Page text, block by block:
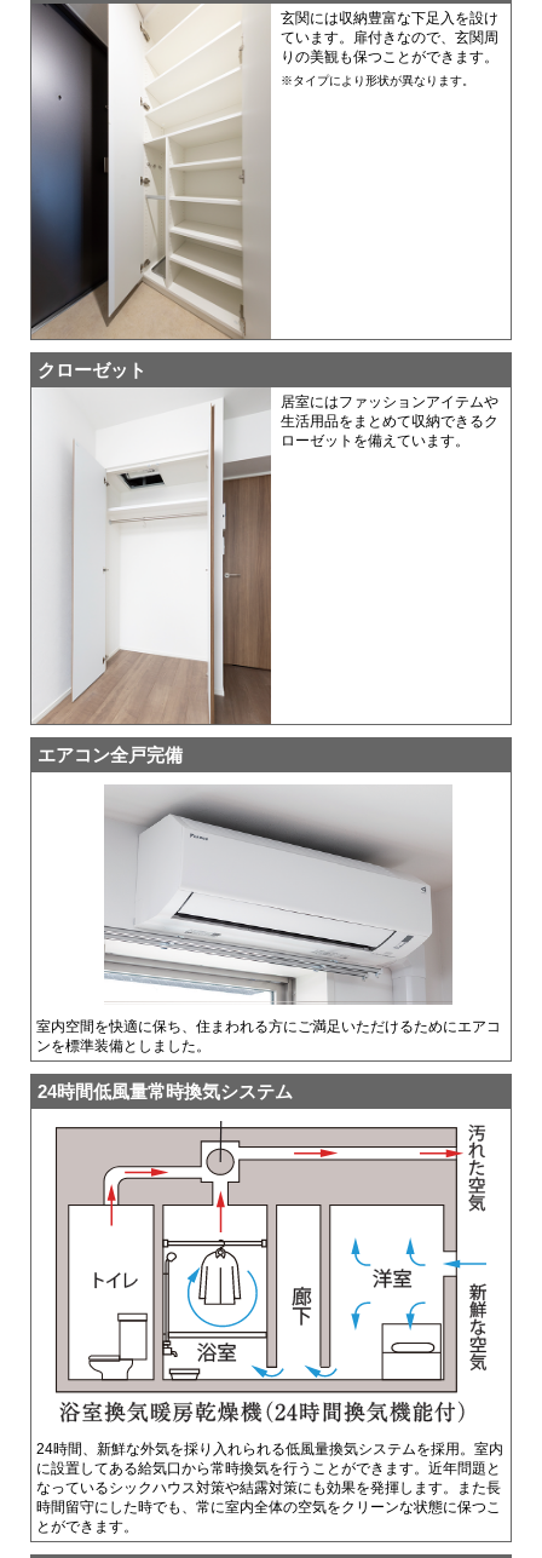
玄関には収納豊富な下足入を設け
ています。扉付きなので、玄関周
りの美観も保つことができます。
※タイプにより形状が異なります。
クローゼット
居室にはファッションアイテムや
生活用品をまとめて収納できるク
ローゼットを備えています。
エアコン全戸完備
室内空間を快適に保ち、住まわれる方にご満足いただけるためにエアコ
ンを標準装備としました。
24時間低風量常時換気システム
24時間、新鮮な外気を採り入れられる低風量換気システムを採用。室内
に設置してある給気口から常時換気を行うことができます。近年問題と
なっているシックハウス対策や結露対策にも効果を発揮します。また長
時間留守にした時でも、常に室内全体の空気をクリーンな状態に保つこ
とができます。